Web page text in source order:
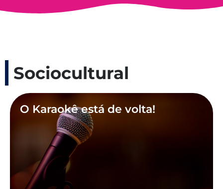
Sociocultural
O Karaokê está de volta!